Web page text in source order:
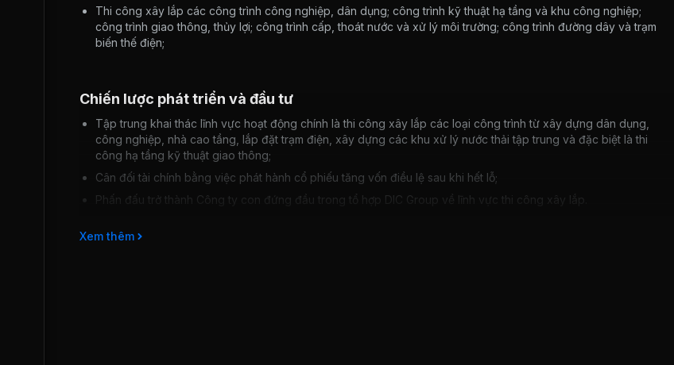
Thi công xây lắp các công trình công nghiệp, dân dụng; công trình kỹ thuật hạ tầng và khu công nghiệp;
công trình giao thông, thủy lợi; công trình cấp, thoát nước và xử lý môi trường; công trình đường dây và trạm
biến thế điện;
Chiến lược phát triển và đầu tư
Tập trung khai thác lĩnh vực hoạt động chính là thi công xây lắp các loại công trình từ xây dựng dân dụng,
công nghiệp, nhà cao tầng, lắp đặt trạm điện, xây dựng các khu xử lý nước thải tập trung và đặc biệt là thi
công hạ tầng kỹ thuật giao thông;
Cân đối tài chính bằng việc phát hành cổ phiếu tăng vốn điều lệ sau khi hết lỗ;
Phấn đấu trở thành Công ty con đứng đầu trong tổ hợp DIC Group về lĩnh vực thi công xây lắp.
Xem thêm